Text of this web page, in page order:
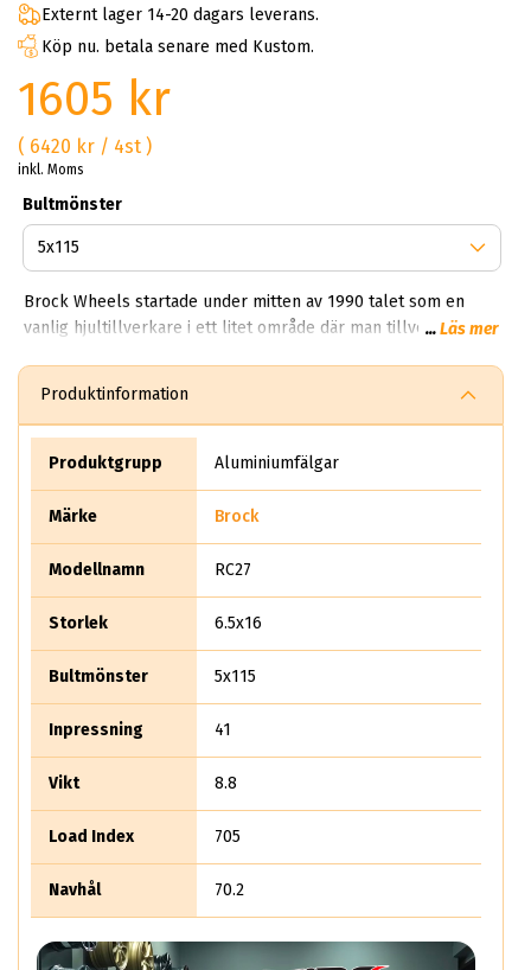
Externt lager 14-20 dagars leverans.
Köp nu. betala senare med Kustom.
1605 kr
( 6420 kr / 4st )
inkl. Moms
Bultmönster
Brock Wheels startade under mitten av 1990 talet som en
vanlig hjultillverkare i ett litet område där man tillverkade
850,000 brock fälgar per dag? Helt sjukt!? Första gången vi
fick veta det här vart experterna på ABS Wheels chockade.
Det säljer rent teoretiskt mer än 10 miljoner aluminiumhjul
...Läs mer
Produktinformation
Produktgrupp Aluminiumfälgar
Märke Brock
Modellnamn RC27
Storlek 6.5x16
Bultmönster 5x115
Inpressning 41
Vikt 8.8
Load Index 705
Navhål 70.2